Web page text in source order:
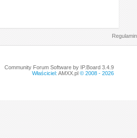
Regulamin
Community Forum Software by IP.Board 3.4.9
Właściciel: AMXX.pl© 2008 - 2026